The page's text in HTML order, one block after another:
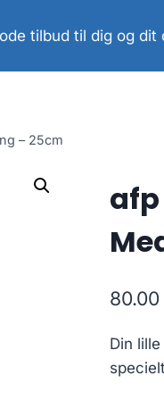
tilbud til dig og dit
– 25cm
80.00
Din